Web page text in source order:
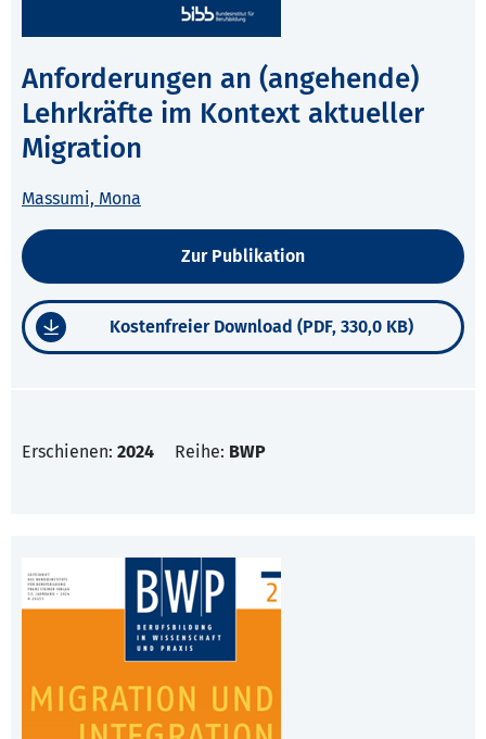
Anforderungen an (angehende)
Lehrkräfte im Kontext aktueller
Migration
Massumi, Mona
Zur Publikation
Kostenfreier Download (PDF, 330,0 KB)
Erschienen: 2024 Reihe: BWP